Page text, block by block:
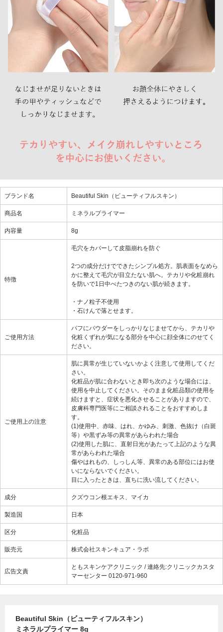
ブランド名 Beautiful Skin（ビューティフルスキン）
商品名 ミネラルプライマー
内容量 8g
特徴
毛穴をカバーして皮脂崩れを防ぐ
2つの成分だけでできたシンプル処方。肌表面をなめら
かに整えて毛穴が目立たない肌へ。テカリや化粧崩れ
を防いで1日中べたつきのない肌が続きます。
・ナノ粒子不使用
・石けんで落とせます。
ご使用方法
パフにパウダーをしっかりなじませてから、テカリや
化粧くずれが気になる部分を中心に顔全体にのせてく
ださい。
ご使用上の注意
肌に異常が生じていないかよく注意して使用してくだ
さい。
化粧品が肌に合わないとき即ち次のような場合には、
使用を中止してください。そのまま化粧品類の使用を
続けますと、症状を悪化させることがありますので、
皮膚科専門医等にご相談されることをおすすめしま
す。
(1)使用中、赤味、はれ、かゆみ、刺激、色抜け（白斑
等）や黒ずみ等の異常があらわれた場合
(2)使用した肌に、直射日光があたって上記のような異
常があらわれた場合
傷やはれもの、しっしん等、異常のある部位にはお使
いにならないでください。
目に入ったときは、直ちに洗い流してください。
成分 クズウコン根エキス、マイカ
製造国 日本
区分 化粧品
販売元 株式会社スキンキュア・ラボ
広告文責
ともスキンケアクリニック / 連絡先:クリニックカスタ
マーセンター 0120-971-960
Beautiful Skin（ビューティフルスキン）
ミネラルプライマー 8g